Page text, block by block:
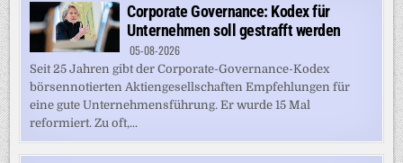
Corporate Governance: Kodex für
Unternehmen soll gestrafft werden
05-08-2026
Seit 25 Jahren gibt der Corporate-Governance-Kodex
börsennotierten Aktiengesellschaften Empfehlungen für
eine gute Unternehmensführung. Er wurde 15 Mal
reformiert. Zu oft,...